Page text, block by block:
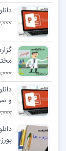
10,000
8,000
و
10,000